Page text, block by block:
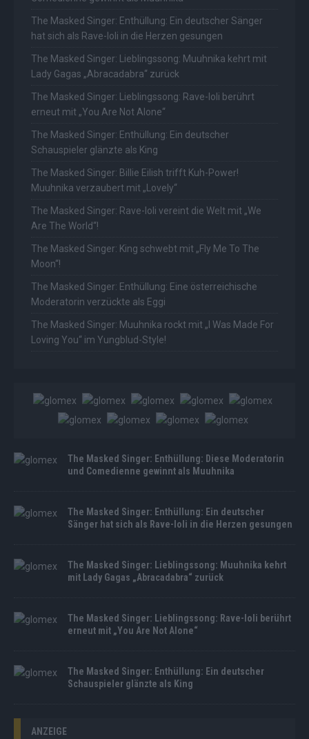
The Masked Singer: Enthüllung: Ein deutscher Sänger
hat sich als Rave-Ioli in die Herzen gesungen
The Masked Singer: Lieblingssong: Muuhnika kehrt mit
Lady Gagas „Abracadabra“ zurück
The Masked Singer: Lieblingssong: Rave-Ioli berührt
erneut mit „You Are Not Alone“
The Masked Singer: Enthüllung: Ein deutscher
Schauspieler glänzte als King
The Masked Singer: Billie Eilish trifft Kuh-Power!
Muuhnika verzaubert mit „Lovely“
The Masked Singer: Rave-Ioli vereint die Welt mit „We
Are The World“!
The Masked Singer: King schwebt mit „Fly Me To The
Moon“!
The Masked Singer: Enthüllung: Eine österreichische
Moderatorin verzückte als Eggi
The Masked Singer: Muuhnika rockt mit „I Was Made For
Loving You“ im Yungblud-Style!
The Masked Singer: Enthüllung: Diese Moderatorin
und Comedienne gewinnt als Muuhnika
The Masked Singer: Enthüllung: Ein deutscher
Sänger hat sich als Rave-Ioli in die Herzen gesungen
The Masked Singer: Lieblingssong: Muuhnika kehrt
mit Lady Gagas „Abracadabra“ zurück
The Masked Singer: Lieblingssong: Rave-Ioli berührt
erneut mit „You Are Not Alone“
The Masked Singer: Enthüllung: Ein deutscher
Schauspieler glänzte als King
ANZEIGE